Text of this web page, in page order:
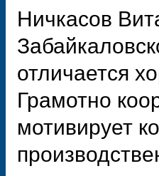
Ничкасов
отличается
Грамотно
мотивирует